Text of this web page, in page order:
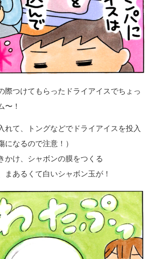
際つけてもらったドライアイスでちょっ
〜！
れて、トングなどでドライアイスを投入
になるので注意！）
かけ、シャボンの膜をつくる
まあるくて白いシャボン玉が！